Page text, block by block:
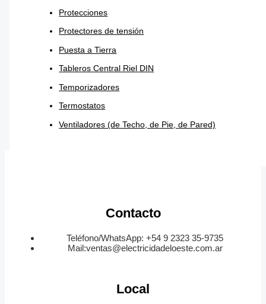
Protecciones
Protectores de tensión
Puesta a Tierra
Tableros Central Riel DIN
Temporizadores
Termostatos
Ventiladores (de Techo, de Pie, de Pared)
Contacto
Teléfono/WhatsApp: +54 9 2323 35-9735
Mail:ventas@electricidadeloeste.com.ar
Local